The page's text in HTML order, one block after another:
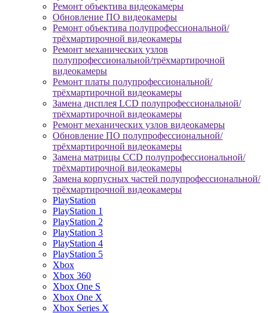
Ремонт объектива видеокамеры
Обновление ПО видеокамеры
Ремонт объектива полупрофессиональной/
трёхмартирочной видеокамеры
Ремонт механических узлов
полупрофессиональной/трёхмартирочной
видеокамеры
Ремонт платы полупрофессиональной/
трёхмартирочной видеокамеры
Замена дисплея LCD полупрофессиональной/
трёхмартирочной видеокамеры
Ремонт механических узлов видеокамеры
Обновление ПО полупрофессиональной/
трёхмартирочной видеокамеры
Замена матрицы CCD полупрофессиональной/
трёхмартирочной видеокамеры
Замена корпусных частей полупрофессиональной/
трёхмартирочной видеокамеры
PlayStation
PlayStation 1
PlayStation 2
PlayStation 3
PlayStation 4
PlayStation 5
Xbox
Xbox 360
Xbox One S
Xbox One X
Xbox Series X